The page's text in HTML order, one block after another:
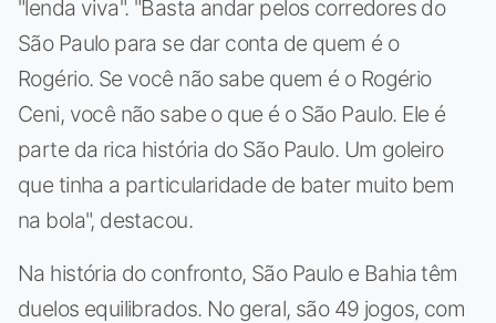
"lenda viva". "Basta andar pelos corredores do
São Paulo para se dar conta de quem é o
Rogério. Se você não sabe quem é o Rogério
Ceni, você não sabe o que é o São Paulo. Ele é
parte da rica história do São Paulo. Um goleiro
que tinha a particularidade de bater muito bem
na bola", destacou.
Na história do confronto, São Paulo e Bahia têm
duelos equilibrados. No geral, são 49 jogos, com